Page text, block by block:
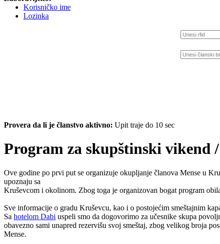
Korisničko ime
Lozinka
Provera da li je članstvo aktivno: Upit traje do 10 sec
Program za skupštinski vikend
Ove godine po prvi put se organizuje okupljanje članova Mense u
upoznaju sa
Kruševcom i okolinom. Zbog toga je organizovan bogat program
Sve informacije o gradu Kruševcu, kao i o postojećim smeštajnim
Sa hotelom Dabi uspeli smo da dogovorimo za učesnike skupa
obavezno sami unapred rezervišu svoj smeštaj, zbog velikog broja
Mense.